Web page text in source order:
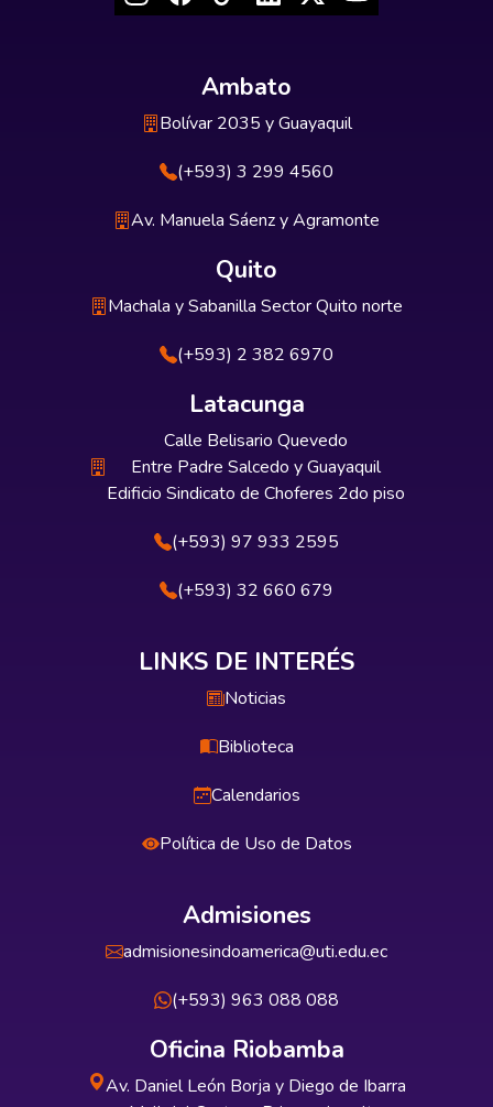
Ambato
Bolívar 2035 y Guayaquil
(+593) 3 299 4560
Av. Manuela Sáenz y Agramonte
Quito
Machala y Sabanilla Sector Quito norte
(+593) 2 382 6970
Latacunga
Calle Belisario Quevedo
Entre Padre Salcedo y Guayaquil
Edificio Sindicato de Choferes 2do piso
(+593) 97 933 2595
(+593) 32 660 679
LINKS DE INTERÉS
Noticias
Biblioteca
Calendarios
Política de Uso de Datos
Admisiones
admisionesindoamerica@uti.edu.ec
(+593) 963 088 088
Oficina Riobamba
Av. Daniel León Borja y Diego de Ibarra